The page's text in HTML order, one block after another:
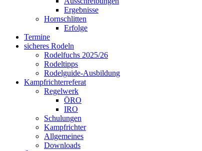
Ergebnisse
Hornschlitten
Erfolge
Termine
sicheres Rodeln
Rodelfuchs 2025/26
Rodeltipps
Rodelguide-Ausbildung
Kampfrichterreferat
Regelwerk
ÖRO
IRO
Schulungen
Kampfrichter
Allgemeines
Downloads